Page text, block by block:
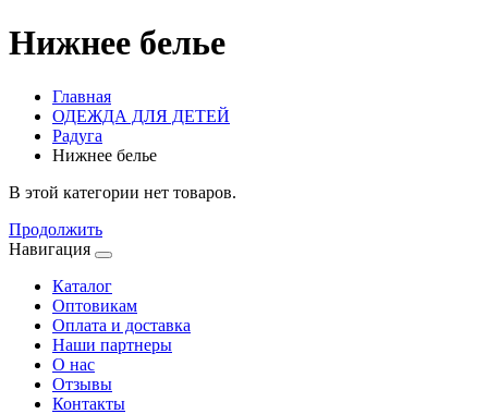
Нижнее белье
Главная
ОДЕЖДА ДЛЯ ДЕТЕЙ
Радуга
Нижнее белье
В этой категории нет товаров.
Продолжить
Навигация
Каталог
Оптовикам
Оплата и доставка
Наши партнеры
О нас
Отзывы
Контакты